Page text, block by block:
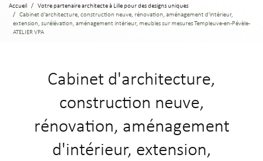
Accueil
Votre partenaire architecte à Lille pour des designs uniques
Cabinet d'architecture, construction neuve, rénovation, aménagement d'intérieur,
extension, surélévation, aménagement intérieur, meubles sur mesures Templeuve-en-Pévèle -
ATELIER VPA
Cabinet d'architecture,
construction neuve,
rénovation, aménagement
d'intérieur, extension,